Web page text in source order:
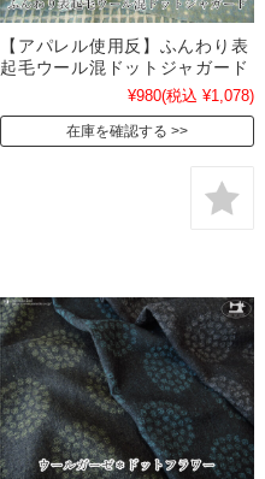
【アパレル使用反】ふんわり表
起毛ウール混ドットジャガード
¥980(税込 ¥1,078)
在庫を確認する